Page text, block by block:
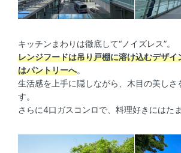
キッチンまわりは徹底して“ノイズレス”。
レンジフードは吊り戸棚に溶け込むデザイ
はパントリーへ。
生活感を上手に隠しながら、木目の美しさ
す。
さらに4口ガスコンロで、料理好きにはた